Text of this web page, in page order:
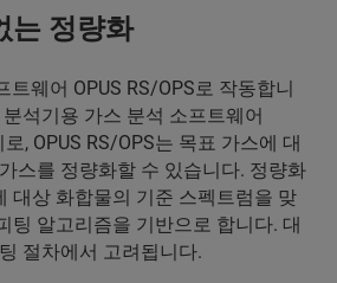
는 정량화
트웨어 OPUS RS/OPS로 작동합니
석기용 가스 분석 소프트웨어
, OPUS RS/OPS는 목표 가스에 대
스를 정량화할 수 있습니다. 정량화
대상 화합물의 기준 스펙트럼을 맞
팅 알고리즘을 기반으로 합니다. 대
절차에서 고려됩니다.